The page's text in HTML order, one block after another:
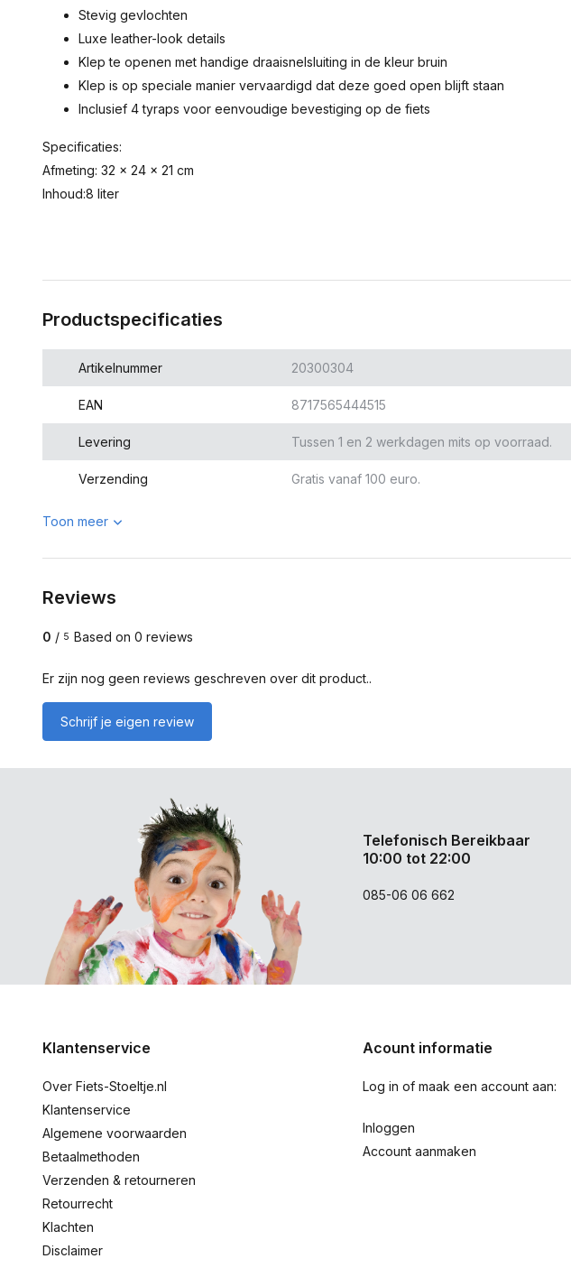
Stevig gevlochten
Luxe leather-look details
Klep te openen met handige draaisnelsluiting in de kleur bruin
Klep is op speciale manier vervaardigd dat deze goed open blijft staan
Inclusief 4 tyraps voor eenvoudige bevestiging op de fiets
Specificaties:
Afmeting: 32 x 24 x 21 cm
Inhoud:8 liter
Productspecificaties
Artikelnummer 20300304
EAN 8717565444515
Levering Tussen 1 en 2 werkdagen mits op voorraad.
Verzending Gratis vanaf 100 euro.
Toon meer
Reviews
0 / 5 Based on 0 reviews
Er zijn nog geen reviews geschreven over dit product..
Schrijf je eigen review
Telefonisch Bereikbaar
10:00 tot 22:00
085-06 06 662
Klantenservice
Over Fiets-Stoeltje.nl
Klantenservice
Algemene voorwaarden
Betaalmethoden
Verzenden & retourneren
Retourrecht
Klachten
Disclaimer
Acount informatie
Log in of maak een account aan:
Inloggen
Account aanmaken